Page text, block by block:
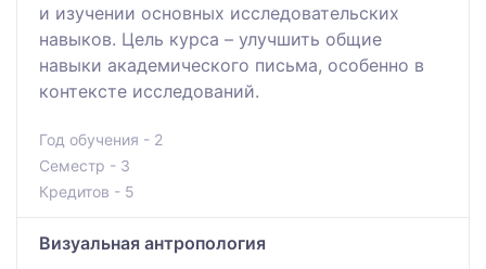
и изучении основных исследовательских
навыков. Цель курса – улучшить общие
навыки академического письма, особенно в
контексте исследований.
Год обучения - 2
Семестр - 3
Кредитов - 5
Визуальная антропология